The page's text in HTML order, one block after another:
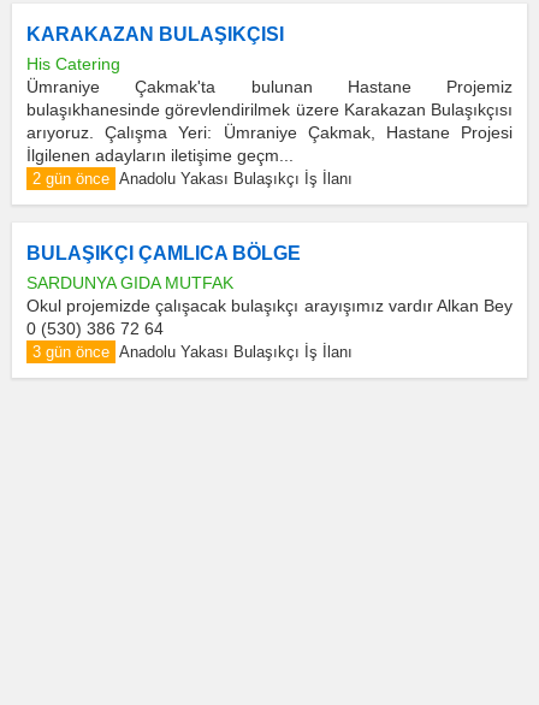
KARAKAZAN BULAŞIKÇISI
His Catering
Ümraniye Çakmak'ta bulunan Hastane Projemiz
bulaşıkhanesinde görevlendirilmek üzere Karakazan Bulaşıkçısı
arıyoruz. Çalışma Yeri: Ümraniye Çakmak, Hastane Projesi
İlgilenen adayların iletişime geçm...
2 gün önce Anadolu Yakası Bulaşıkçı İş İlanı
BULAŞIKÇI ÇAMLICA BÖLGE
SARDUNYA GIDA MUTFAK
Okul projemizde çalışacak bulaşıkçı arayışımız vardır Alkan Bey
0 (530) 386 72 64
3 gün önce Anadolu Yakası Bulaşıkçı İş İlanı